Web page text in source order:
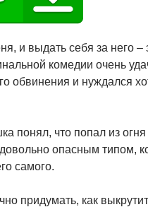
и выдать себя за него –
комедии очень
обвинения и нуждался
понял, что попал из
опасным типом,
самого.
придумать, как